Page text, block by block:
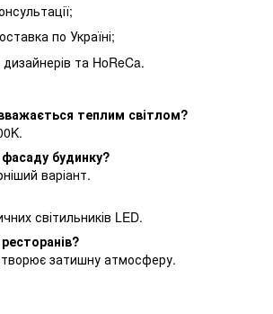
по Україні;
та HoReCa.
теплим світлом?
будинку?
варіант.
світильників LED.
затишну атмосферу.